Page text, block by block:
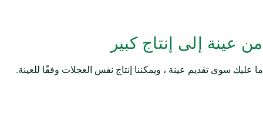
من عينة إلى إنتاج كبير
ما عليك سوى تقديم عينة ، ويمكننا إنتاج نفس العجلات وفقًا للعينة.